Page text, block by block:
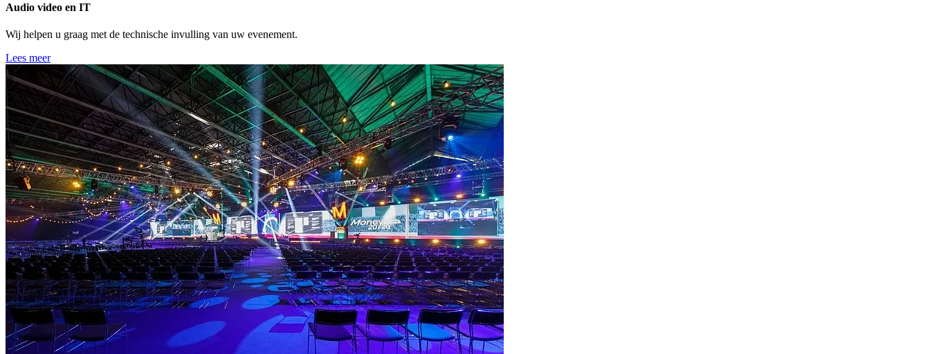
Audio video en IT
Wij helpen u graag met de technische invulling van uw evenement.
Lees meer